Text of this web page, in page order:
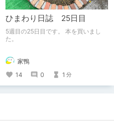
ひまわり日誌 25日目
5週目の25日目です。 本を買いまし
た。
家鴨
14
0 1 分